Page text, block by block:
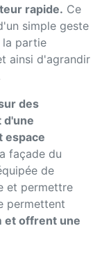
rapide. Ce
simple geste
la partie
ainsi d'agrandir
des
d'une
espace
façade du
de
et permettre
permettent
et offrent une